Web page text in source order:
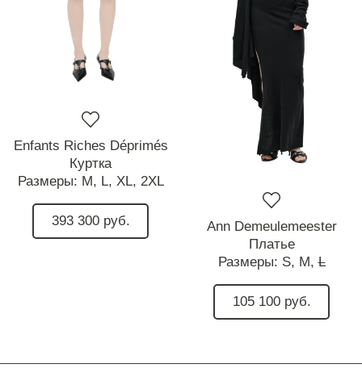
Enfants Riches Déprimés
Куртка
Размеры: M, L, XL, 2XL
393 300 руб.
Ann Demeulemeester
Платье
Размеры: S, M, L
105 100 руб.